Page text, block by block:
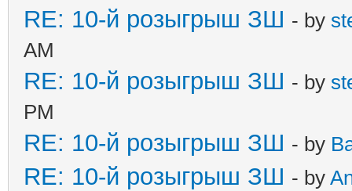
RE: 10-й розыгрыш ЗШ - by
AM
RE: 10-й розыгрыш ЗШ - by
PM
RE: 10-й розыгрыш ЗШ - by
RE: 10-й розыгрыш ЗШ - by